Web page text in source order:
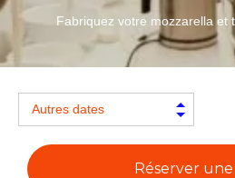
Fabriquez votre mozzarella et
Réserver une